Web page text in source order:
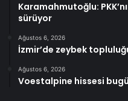
Karamahmutoğlu:
sürüyor
Ağustos 6, 2026
İzmir’de zeybek
Ağustos 6, 2026
Voestalpine hissesi